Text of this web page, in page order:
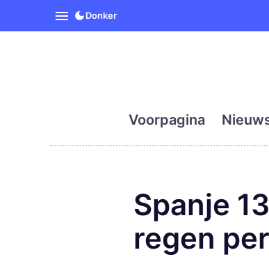
SpanjeVandaag is de
Donker
Voorpagina
Spanje
regen